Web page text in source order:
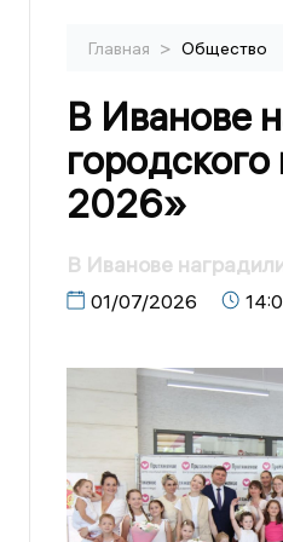
Главная > Общество
В Иванове
2026»
В Иванове
01/07/2026